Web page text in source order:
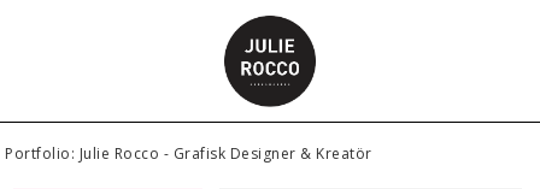
Portfolio: Julie Rocco - Grafisk Designer & Kreatör